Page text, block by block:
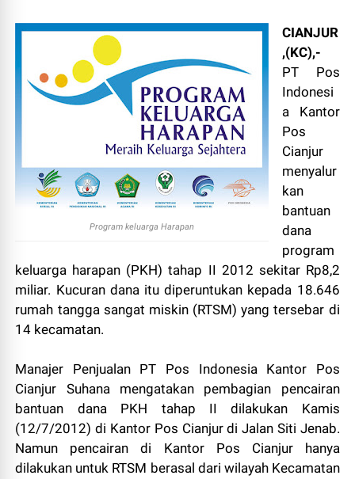
Program keluarga Harapan
CIANJUR
,(KC),-
PT Pos
Indonesi
a Kantor
Pos
Cianjur
menyalur
kan
bantuan
dana
program
keluarga harapan (PKH) tahap II 2012 sekitar Rp8,2
miliar. Kucuran dana itu diperuntukan kepada 18.646
rumah tangga sangat miskin (RTSM) yang tersebar di
14 kecamatan.
Manajer Penjualan PT Pos Indonesia Kantor Pos
Cianjur Suhana mengatakan pembagian pencairan
bantuan dana PKH tahap II dilakukan Kamis
(12/7/2012) di Kantor Pos Cianjur di Jalan Siti Jenab.
Namun pencairan di Kantor Pos Cianjur hanya
dilakukan untuk RTSM berasal dari wilayah Kecamatan